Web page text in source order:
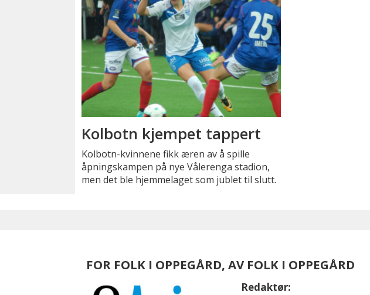
Kolbotn kjempet tappert
Kolbotn-kvinnene fikk æren av å spille
åpningskampen på nye Vålerenga stadion,
men det ble hjemmelaget som jublet til slutt.
FOR FOLK I OPPEGÅRD, AV FOLK I OPPEGÅRD
Redaktør: